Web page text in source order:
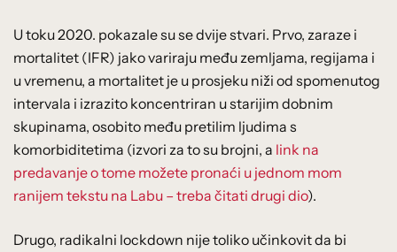
U toku 2020. pokazale su se dvije stvari. Prvo, zaraze i
mortalitet (IFR) jako variraju među zemljama, regijama i
u vremenu, a mortalitet je u prosjeku niži od spomenutog
intervala i izrazito koncentriran u starijim dobnim
skupinama, osobito među pretilim ljudima s
komorbiditetima (izvori za to su brojni, a link na
predavanje o tome možete pronaći u jednom mom
ranijem tekstu na Labu – treba čitati drugi dio).
Drugo, radikalni lockdown nije toliko učinkovit da bi